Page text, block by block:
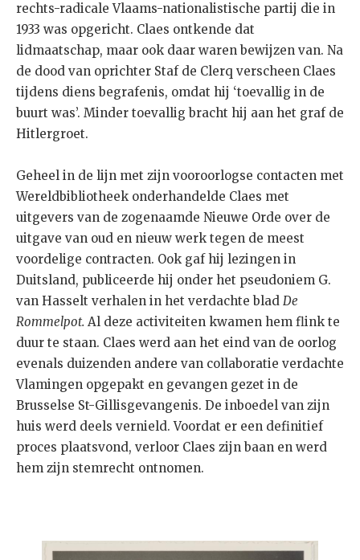
rechts-radicale Vlaams-nationalistische partij die in
1933 was opgericht. Claes ontkende dat
lidmaatschap, maar ook daar waren bewijzen van. Na
de dood van oprichter Staf de Clerq verscheen Claes
tijdens diens begrafenis, omdat hij ‘toevallig in de
buurt was’. Minder toevallig bracht hij aan het graf de
Hitlergroet.
Geheel in de lijn met zijn vooroorlogse contacten met
Wereldbibliotheek onderhandelde Claes met
uitgevers van de zogenaamde Nieuwe Orde over de
uitgave van oud en nieuw werk tegen de meest
voordelige contracten. Ook gaf hij lezingen in
Duitsland, publiceerde hij onder het pseudoniem G.
van Hasselt verhalen in het verdachte blad De
Rommelpot. Al deze activiteiten kwamen hem flink te
duur te staan. Claes werd aan het eind van de oorlog
evenals duizenden andere van collaboratie verdachte
Vlamingen opgepakt en gevangen gezet in de
Brusselse St-Gillisgevangenis. De inboedel van zijn
huis werd deels vernield. Voordat er een definitief
proces plaatsvond, verloor Claes zijn baan en werd
hem zijn stemrecht ontnomen.